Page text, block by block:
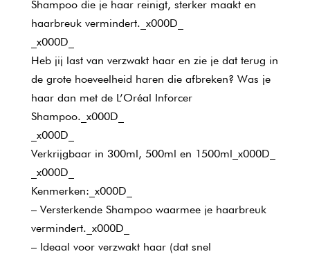
Shampoo die je haar reinigt, sterker maakt en
haarbreuk vermindert._x000D_
_x000D_
Heb jij last van verzwakt haar en zie je dat terug in
de grote hoeveelheid haren die afbreken? Was je
haar dan met de L’Oréal Inforcer
Shampoo._x000D_
_x000D_
Verkrijgbaar in 300ml, 500ml en 1500ml_x000D_
_x000D_
Kenmerken:_x000D_
– Versterkende Shampoo waarmee je haarbreuk
vermindert._x000D_
– Ideaal voor verzwakt haar (dat snel